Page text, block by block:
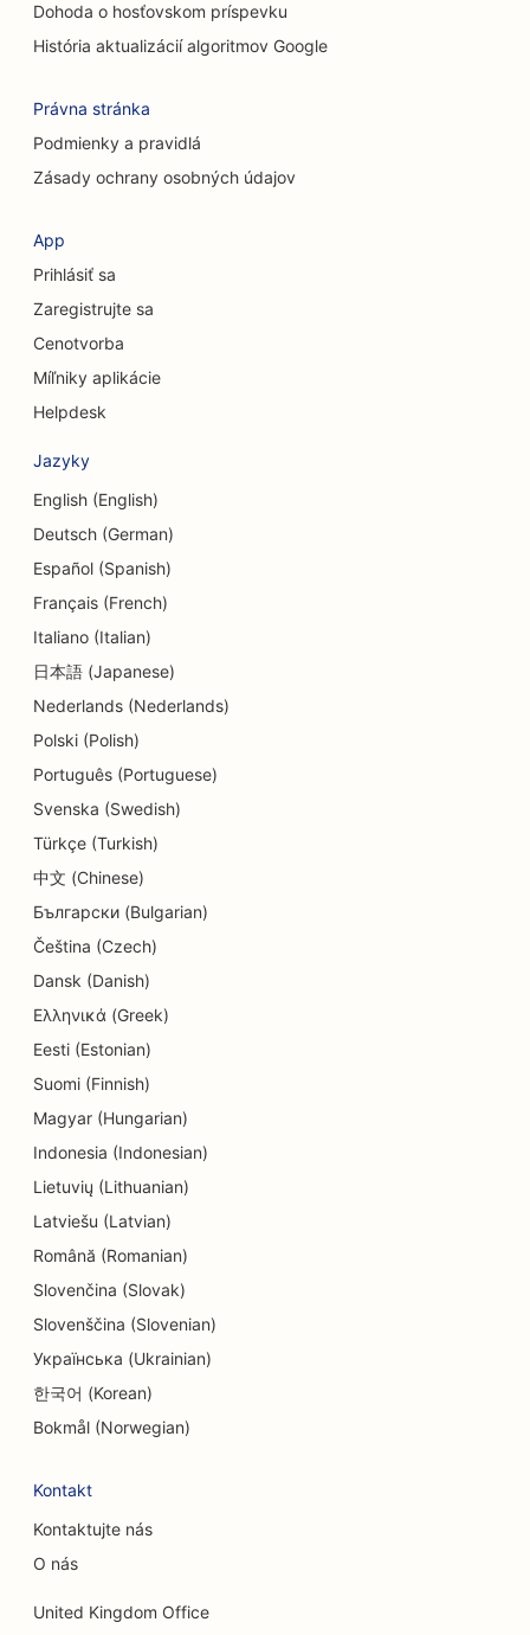
SEO pre chiropraktikov
SEO pre služby chemického peelingu
SEO pre upratovacie služby
SEO pre kozmetických chirurgov
SEO pre úverové družstvá
SEO pre obchody s oblečením
SEO pre tanečné štúdiá
SEO pre centrá dennej starostlivosti
SEO pre služby dlhového poradenstva
SEO pre Delis
SEO pre služby dermabrázie
SEO pre obchody s detailmi
SEO pre reštaurácie
SEO pre čistiarne
SEO pre služby vzdelávania a starostlivosti o deti
SEO pre elektrikárov
SEO pre endodontistov
SEO pre strojárske firmy
SEO pre zábavu a rekreáciu
SEO pre únikové miestnosti
EO pre etnické reštaurácie
SEO pre služby faceliftu
SEO pre reštaurácie Farm-to-Table
SEO pre rodinné reštaurácie
SEO pre reštaurácie rýchleho občerstvenia
SEO pre finančné služby
SEO pre reštaurácie Fine Dining
Dohoda o hosťovskom príspevku
História aktualizácií algoritmov Google
Právna stránka
Podmienky a pravidlá
Zásady ochrany osobných údajov
App
Prihlásiť sa
Zaregistrujte sa
Cenotvorba
Míľniky aplikácie
Helpdesk
Jazyky
English (English)
Deutsch (German)
Español (Spanish)
Français (French)
Italiano (Italian)
日本語 (Japanese)
Nederlands (Nederlands)
Polski (Polish)
Português (Portuguese)
Svenska (Swedish)
Türkçe (Turkish)
中文 (Chinese)
Български (Bulgarian)
Čeština (Czech)
Dansk (Danish)
Ελληνικά (Greek)
Eesti (Estonian)
Suomi (Finnish)
Magyar (Hungarian)
Indonesia (Indonesian)
Lietuvių (Lithuanian)
Latviešu (Latvian)
Română (Romanian)
Slovenčina (Slovak)
Slovenščina (Slovenian)
Українська (Ukrainian)
한국어 (Korean)
Bokmål (Norwegian)
Kontakt
Kontaktujte nás
O nás
United Kingdom Office